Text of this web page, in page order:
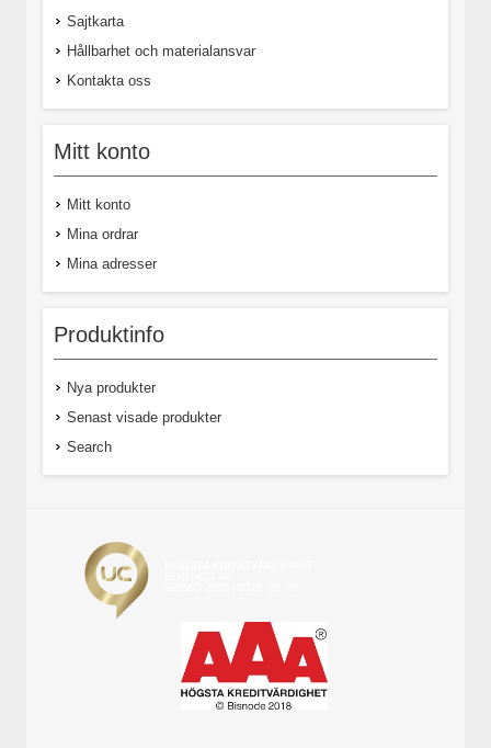
Sajtkarta
Hållbarhet och materialansvar
Kontakta oss
Mitt konto
Mitt konto
Mina ordrar
Mina adresser
Produktinfo
Nya produkter
Senast visade produkter
Search